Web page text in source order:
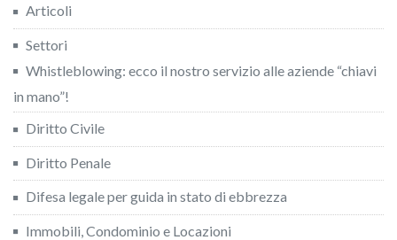
Articoli
Settori
Whistleblowing: ecco il nostro servizio alle aziende “chiavi
in mano”!
Diritto Civile
Diritto Penale
Difesa legale per guida in stato di ebbrezza
Immobili, Condominio e Locazioni